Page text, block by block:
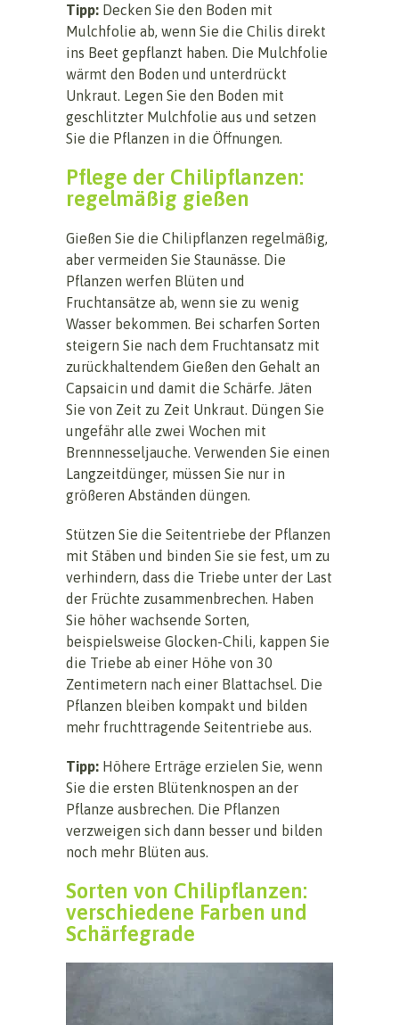
Tipp: Decken Sie den Boden mit
Mulchfolie ab, wenn Sie die Chilis direkt
ins Beet gepflanzt haben. Die Mulchfolie
wärmt den Boden und unterdrückt
Unkraut. Legen Sie den Boden mit
geschlitzter Mulchfolie aus und setzen
Sie die Pflanzen in die Öffnungen.
Pflege der Chilipflanzen:
regelmäßig gießen
Gießen Sie die Chilipflanzen regelmäßig,
aber vermeiden Sie Staunässe. Die
Pflanzen werfen Blüten und
Fruchtansätze ab, wenn sie zu wenig
Wasser bekommen. Bei scharfen Sorten
steigern Sie nach dem Fruchtansatz mit
zurückhaltendem Gießen den Gehalt an
Capsaicin und damit die Schärfe. Jäten
Sie von Zeit zu Zeit Unkraut. Düngen Sie
ungefähr alle zwei Wochen mit
Brennnesseljauche. Verwenden Sie einen
Langzeitdünger, müssen Sie nur in
größeren Abständen düngen.
Stützen Sie die Seitentriebe der Pflanzen
mit Stäben und binden Sie sie fest, um zu
verhindern, dass die Triebe unter der Last
der Früchte zusammenbrechen. Haben
Sie höher wachsende Sorten,
beispielsweise Glocken-Chili, kappen Sie
die Triebe ab einer Höhe von 30
Zentimetern nach einer Blattachsel. Die
Pflanzen bleiben kompakt und bilden
mehr fruchttragende Seitentriebe aus.
Tipp: Höhere Erträge erzielen Sie, wenn
Sie die ersten Blütenknospen an der
Pflanze ausbrechen. Die Pflanzen
verzweigen sich dann besser und bilden
noch mehr Blüten aus.
Sorten von Chilipflanzen:
verschiedene Farben und
Schärfegrade